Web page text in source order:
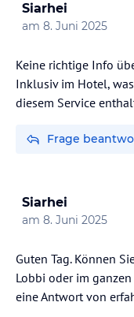
Siarhei
am 8. Juni 2025
Keine richtige Info
Inklusiv im Hotel,
diesem Service
Frage
Siarhei
am 8. Juni 2025
Guten Tag. Können
Lobbi oder im
eine Antwort von